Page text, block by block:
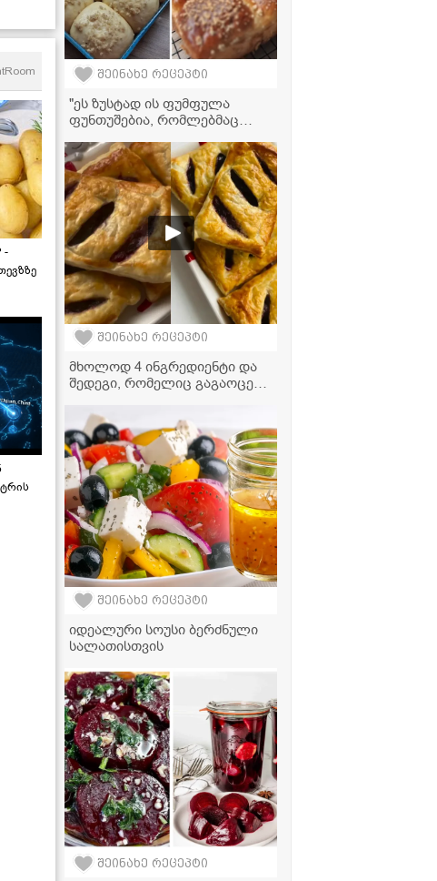
-
შეინახე რეცეპტი
"ეს ზუსტად ის ფუმფულა
ფუნთუშებია, რომლებმაც
დაიმსახურა... გიზიარებთ
რეცეპტს! - ფუნთუშების
ვიდეორეცეპტი
შეინახე რეცეპტი
მხოლოდ 4 ინგრედიენტი და
შედეგი, რომელიც გაგაოცებთ
რეცეპტი
შეინახე რეცეპტი
იდეალური სოუსი ბერძნული
სალათისთვის
შეინახე რეცეპტი